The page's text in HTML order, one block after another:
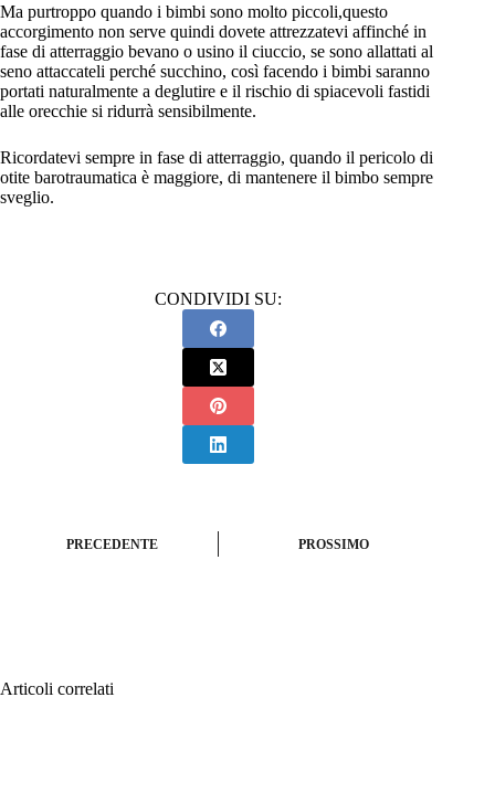
Ma purtroppo quando i bimbi sono molto piccoli,questo
accorgimento non serve quindi dovete attrezzatevi affinché in
fase di atterraggio bevano o usino il ciuccio, se sono allattati al
seno attaccateli perché succhino, così facendo i bimbi saranno
portati naturalmente a deglutire e il rischio di spiacevoli fastidi
alle orecchie si ridurrà sensibilmente.
Ricordatevi sempre in fase di atterraggio, quando il pericolo di
otite barotraumatica è maggiore, di mantenere il bimbo sempre
sveglio.
CONDIVIDI SU:
PRECEDENTE PROSSIMO
Articoli correlati